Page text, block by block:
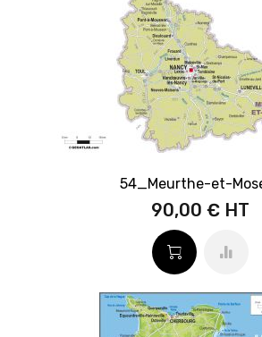
54_Meurthe-et-
90,00 €